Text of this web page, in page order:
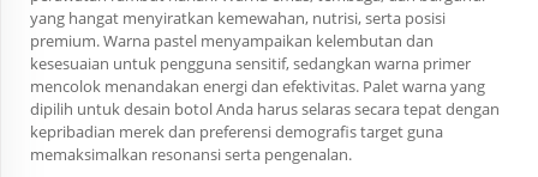
yang hangat menyiratkan kemewahan, nutrisi, serta posisi
premium. Warna pastel menyampaikan kelembutan dan
kesesuaian untuk pengguna sensitif, sedangkan warna primer
mencolok menandakan energi dan efektivitas. Palet warna yang
dipilih untuk desain botol Anda harus selaras secara tepat dengan
kepribadian merek dan preferensi demografis target guna
memaksimalkan resonansi serta pengenalan.